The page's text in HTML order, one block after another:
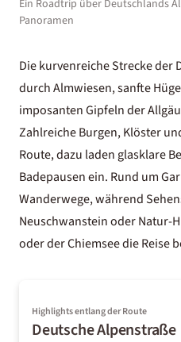
Ein Roadtrip über Deutschlands
Panoramen
Die kurvenreiche Strecke der
durch Almwiesen, sanfte
imposanten Gipfeln der
Zahlreiche Burgen, Klöster
Route, dazu laden glasklare
Badepausen ein. Rund um
Wanderwege, während
Neuschwanstein oder Natur-
oder der Chiemsee die Reise
Highlights entlang der Route
Deutsche Alpenstraße